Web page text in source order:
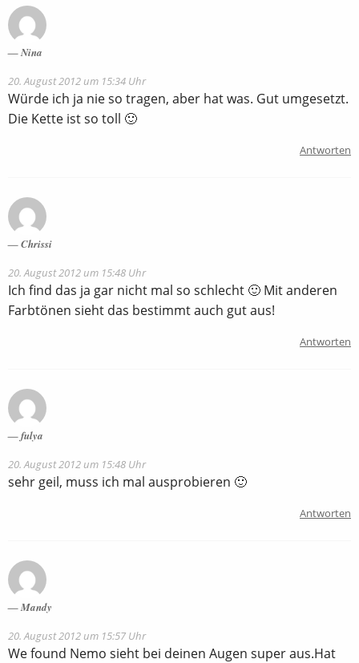
Nina
20. August 2012 um 15:34 Uhr
Würde ich ja nie so tragen, aber hat was. Gut umgesetzt.
Die Kette ist so toll 🙂
Antworten
Chrissi
20. August 2012 um 15:48 Uhr
Ich find das ja gar nicht mal so schlecht 🙂 Mit anderen
Farbtönen sieht das bestimmt auch gut aus!
Antworten
fulya
20. August 2012 um 15:48 Uhr
sehr geil, muss ich mal ausprobieren 🙂
Antworten
Mandy
20. August 2012 um 15:57 Uhr
We found Nemo sieht bei deinen Augen super aus.Hat